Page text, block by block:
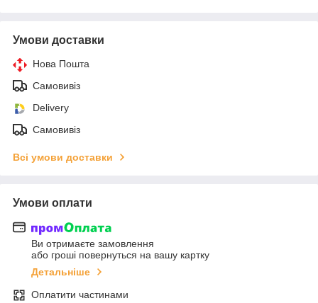
Умови доставки
Нова Пошта
Самовивіз
Delivery
Самовивіз
Всі умови доставки
Умови оплати
Ви отримаєте замовлення
або гроші повернуться на вашу картку
Детальніше
Оплатити частинами